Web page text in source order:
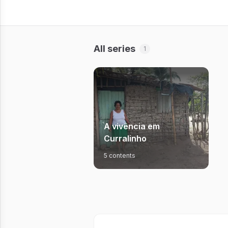
All series 1
A vivência em
Curralinho
5 contents